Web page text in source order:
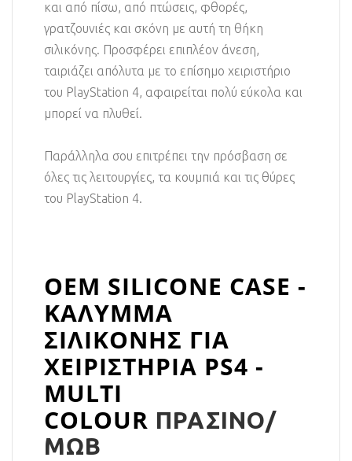
και από πίσω, από πτώσεις, φθορές,
γρατζουνιές και σκόνη με αυτή τη θήκη
σιλικόνης. Προσφέρει επιπλέον άνεση,
ταιριάζει απόλυτα με το επίσημο χειριστήριο
του PlayStation 4, αφαιρείται πολύ εύκολα και
μπορεί να πλυθεί.
Παράλληλα σου επιτρέπει την πρόσβαση σε
όλες τις λειτουργίες, τα κουμπιά και τις θύρες
του PlayStation 4.
OEM SILICONE CASE -
ΚΑΛΥΜΜΑ
ΣΙΛΙΚΟΝΗΣ ΓΙΑ
ΧΕΙΡΙΣΤΗΡΙΑ PS4 -
MULTI
COLOUR ΠΡΑΣΙΝΟ/
ΜΩΒ